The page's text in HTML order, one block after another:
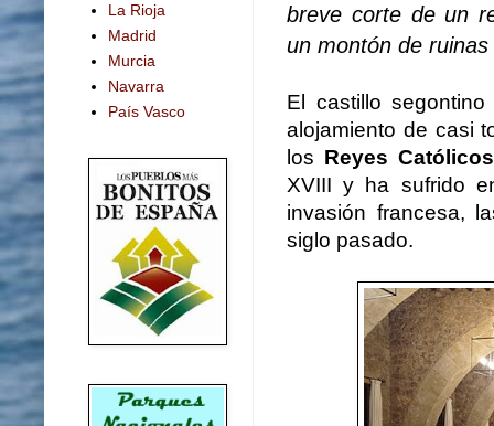
breve corte de un
un montón de
El castillo
alojamiento de casi
los Reyes Católicos
XVIII y ha sufrido
invasión francesa,
siglo pasado.
La Rioja
Madrid
Murcia
Navarra
País Vasco